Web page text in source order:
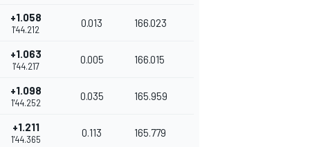
+1.058
1'44.212
0.013 166.023
+1.063
1'44.217
0.005 166.015
+1.098
1'44.252
0.035 165.959
+1.211
1'44.365
0.113 165.779